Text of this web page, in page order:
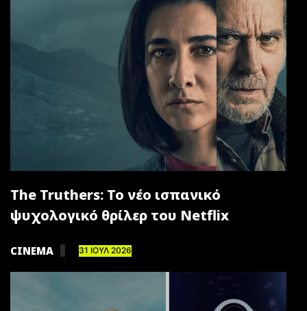
The Truthers: Το νέο ισπανικό
ψυχολογικό θρίλερ του Netflix
CINEMA 31 ΙΟΥΛ 2026